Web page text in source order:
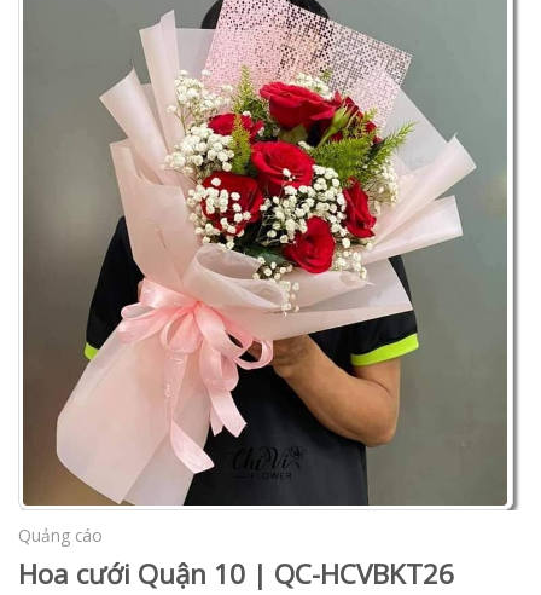
Quảng cáo
Hoa cưới Quận 10 | QC-HCVBKT26